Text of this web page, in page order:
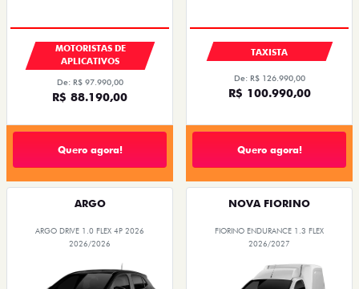
MOTORISTAS DE
APLICATIVOS
De: R$ 97.990,00
R$ 88.190,00
Quero agora!
TAXISTA
De: R$ 126.990,00
R$ 100.990,00
Quero agora!
ARGO
ARGO DRIVE 1.0 FLEX 4P 2026
2026/2026
NOVA FIORINO
FIORINO ENDURANCE 1.3 FLEX
2026/2027